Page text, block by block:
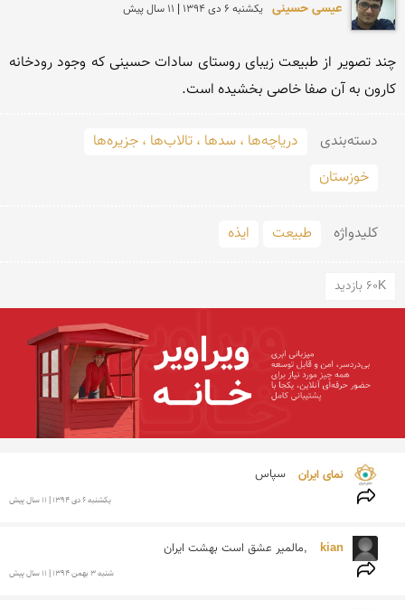
عیسی حسینی يكشنبه 6 دی 1394 | 11 سال پیش
کارون به آن صفا خاصی بخشیده است.
دسته‌بندی
دریاچه‌ها ، سدها ، تالاب‌ها ، جزیره‌ها
خوزستان
کلید‌واژه طبیعت ایذه
60K بازدید
نمای ایران سپاس
يكشنبه 6 دی 1394 | 11 سال پیش
kian ,مالمیر عشق است بهشت ایران
شنبه 3 بهمن 1394 | 11 سال پیش